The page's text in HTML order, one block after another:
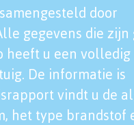
door
gegevens die zijn
heeft u een
De informatie is
vindt u de
het type brandstof